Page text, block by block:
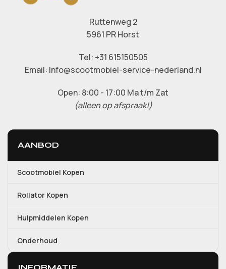
Ruttenweg 2
5961 PR Horst
Tel: +31 615150505
Email: Info@scootmobiel-service-nederland.nl
Open: 8:00 - 17:00 Ma t/m Zat
(alleen op afspraak!)
AANBOD
Scootmobiel Kopen
Rollator Kopen
Hulpmiddelen Kopen
Onderhoud